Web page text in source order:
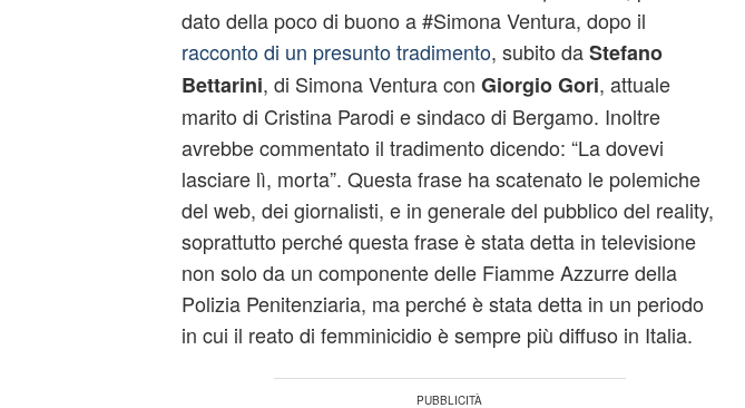
dato della poco di buono a #Simona Ventura, dopo il
racconto di un presunto tradimento, subito daStefano
Bettarini, di Simona Ventura con Giorgio Gori, attuale
marito di Cristina Parodi e sindaco di Bergamo. Inoltre
avrebbe commentato il tradimento dicendo: “La dovevi
lasciare lì, morta”. Questa frase ha scatenato le polemiche
del web, dei giornalisti, e in generale del pubblico del reality,
soprattutto perché questa frase è stata detta in televisione
non solo da un componente delle Fiamme Azzurre della
Polizia Penitenziaria, ma perché è stata detta in un periodo
in cui il reato di femminicidio è sempre più diffuso in Italia.